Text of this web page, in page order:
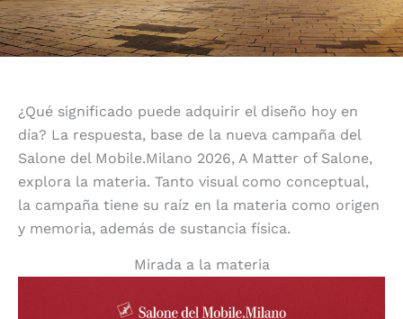
¿Qué significado puede adquirir el diseño hoy en
día? La respuesta, base de la nueva campaña del
Salone del Mobile.Milano 2026, A Matter of Salone,
explora la materia. Tanto visual como conceptual,
la campaña tiene su raíz en la materia como origen
y memoria, además de sustancia física.
Mirada a la materia